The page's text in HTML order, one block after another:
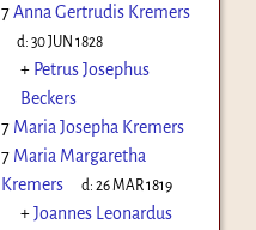
7Anna Gertrudis Kremers
d:30 JUN 1828
+ Petrus Josephus
Beckers
7 Maria Josepha Kremers
7 Maria Margaretha
Kremers
d:26 MAR 1819
+Joannes Leonardus